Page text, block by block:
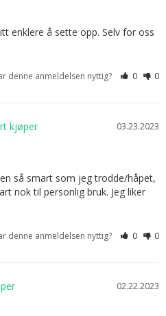
enklere å sette opp. Selv for oss
denne anmeldelsen nyttig? 0 0
03.23.2023
så smart som jeg trodde/håpet,
nok til personlig bruk. Jeg liker
denne anmeldelsen nyttig? 0 0
02.22.2023